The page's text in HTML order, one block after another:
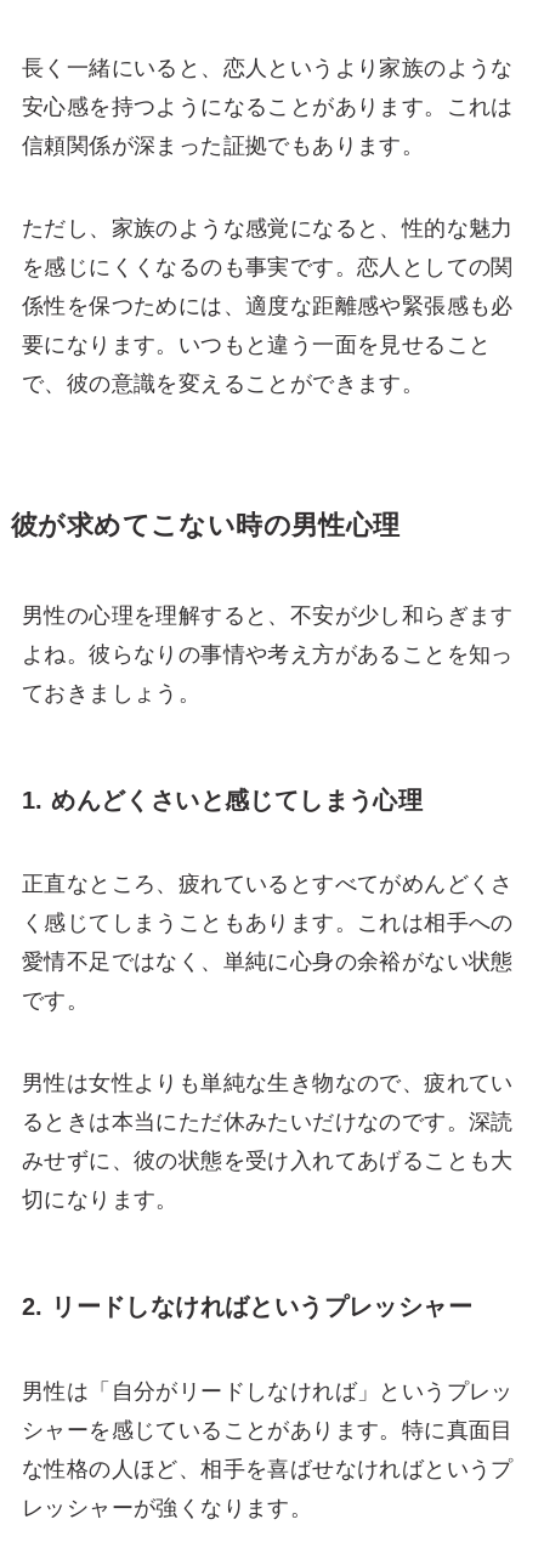
長く一緒にいると、恋人というより家族のような
安心感を持つようになることがあります。これは
信頼関係が深まった証拠でもあります。
ただし、家族のような感覚になると、性的な魅力
を感じにくくなるのも事実です。恋人としての関
係性を保つためには、適度な距離感や緊張感も必
要になります。いつもと違う一面を見せること
で、彼の意識を変えることができます。
彼が求めてこない時の男性心理
男性の心理を理解すると、不安が少し和らぎます
よね。彼らなりの事情や考え方があることを知っ
ておきましょう。
1. めんどくさいと感じてしまう心理
正直なところ、疲れているとすべてがめんどくさ
く感じてしまうこともあります。これは相手への
愛情不足ではなく、単純に心身の余裕がない状態
です。
男性は女性よりも単純な生き物なので、疲れてい
るときは本当にただ休みたいだけなのです。深読
みせずに、彼の状態を受け入れてあげることも大
切になります。
2. リードしなければというプレッシャー
男性は「自分がリードしなければ」というプレッ
シャーを感じていることがあります。特に真面目
な性格の人ほど、相手を喜ばせなければというプ
レッシャーが強くなります。